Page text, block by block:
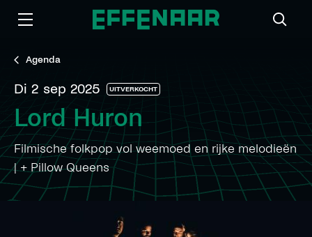
Agenda
di 2 sep 2025 UITVERKOCHT
Lord Huron
Filmische folkpop vol weemoed en rijke melodieën
| + Pillow Queens